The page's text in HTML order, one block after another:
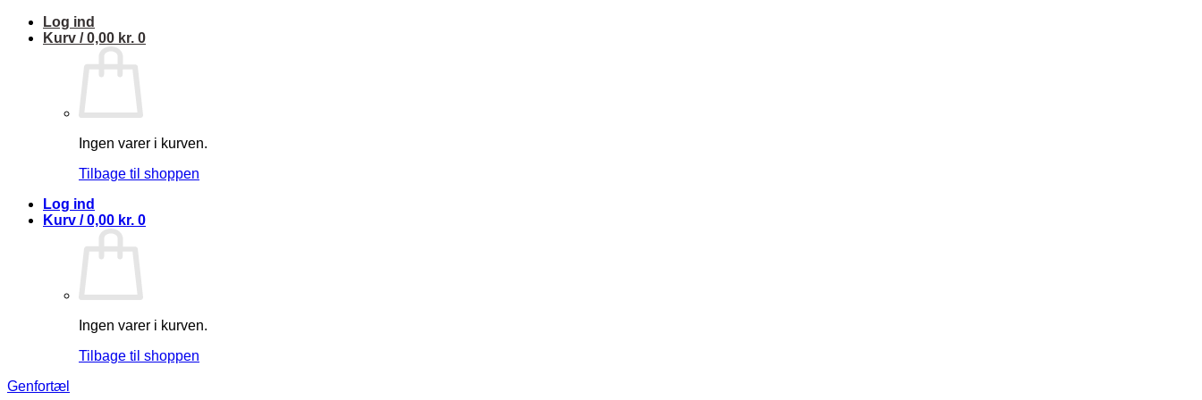
FortsætLog ind
Kurv /0,00 kr. 0
Ingen varer i kurven.
Tilbage til shoppen
Log ind
Kurv /0,00 kr. 0
Ingen varer i kurven.
Tilbage til shoppen
Genfortæl